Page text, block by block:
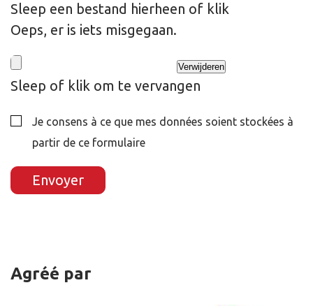
Sleep een bestand hierheen of klik
Oeps, er is iets misgegaan.
Verwijderen
Sleep of klik om te vervangen
Je consens à ce que mes données soient stockées à
partir de ce formulaire
Envoyer
Agréé par